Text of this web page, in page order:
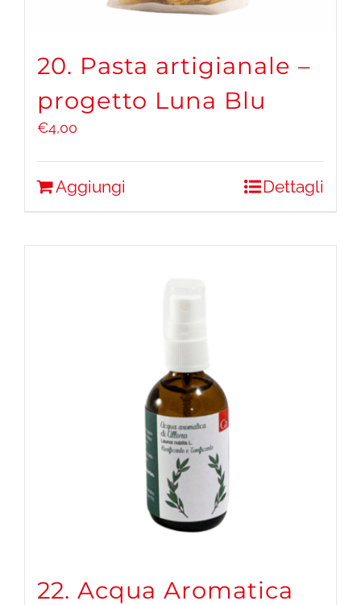
20. Pasta artigianale –
progetto Luna Blu
€4,00
Aggiungi Dettagli
22. Acqua Aromatica